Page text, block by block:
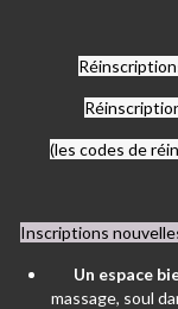
(les codes de
Inscriptions
Un espace
massage, soul